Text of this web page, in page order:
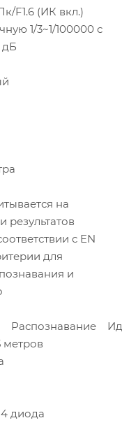
F1.6 (ИК вкл.)
1/3~1/100000 с
на
результатов
с EN
для
и
диода